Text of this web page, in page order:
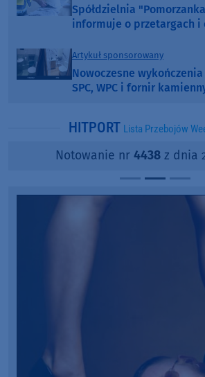
Spółdzielnia
informuje o przetargach i
Artykuł sponsorowany
Nowoczesne
SPC, WPC i fornir
HITPORT Lista Przebojów
Notowanie nr 4438z dnia